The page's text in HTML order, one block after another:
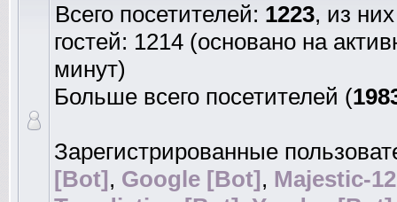
Всего посетителей: 1223, из
гостей: 1214 (основано на
минут)
Больше всего посетителей (
Зарегистрированные
[Bot], Google [Bot], Majestic-